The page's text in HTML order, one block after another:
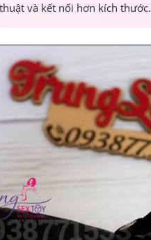
và kết nối hơn kích thước.